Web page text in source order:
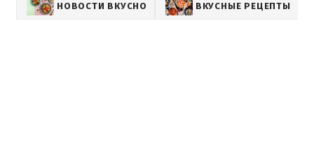
НОВОСТИ ВКУСНО ВКУСНЫЕ РЕЦЕПТЫ